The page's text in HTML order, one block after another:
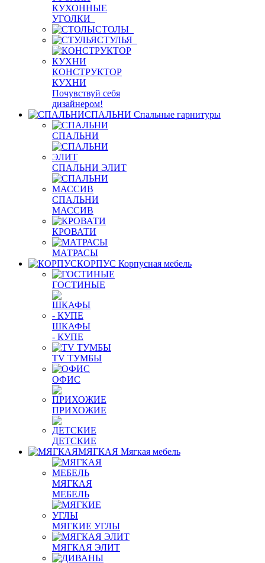
КУХОННЫЕ
УГОЛКИ
СТОЛЫ
СТУЛЬЯ
КОНСТРУКТОР
КУХНИ
Почувствуй себя
дизайнером!
СПАЛЬНИ Спальные гарнитуры
СПАЛЬНИ
СПАЛЬНИ ЭЛИТ
СПАЛЬНИ
МАССИВ
КРОВАТИ
МАТРАСЫ
КОРПУС Корпусная мебель
ГОСТИНЫЕ
ШКАФЫ
- КУПЕ
TV ТУМБЫ
ОФИС
ПРИХОЖИЕ
ДЕТСКИЕ
МЯГКАЯ Мягкая мебель
МЯГКАЯ
МЕБЕЛЬ
МЯГКИЕ УГЛЫ
МЯГКАЯ ЭЛИТ